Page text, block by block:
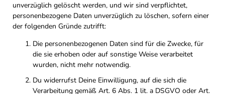
unverzüglich gelöscht werden, und wir sind verpflichtet,
personenbezogene Daten unverzüglich zu löschen, sofern einer
der folgenden Gründe zutrifft:
Die personenbezogenen Daten sind für die Zwecke, für
die sie erhoben oder auf sonstige Weise verarbeitet
wurden, nicht mehr notwendig.
Du widerrufst Deine Einwilligung, auf die sich die
Verarbeitung gemäß Art. 6 Abs. 1 lit. a DSGVO oder Art.